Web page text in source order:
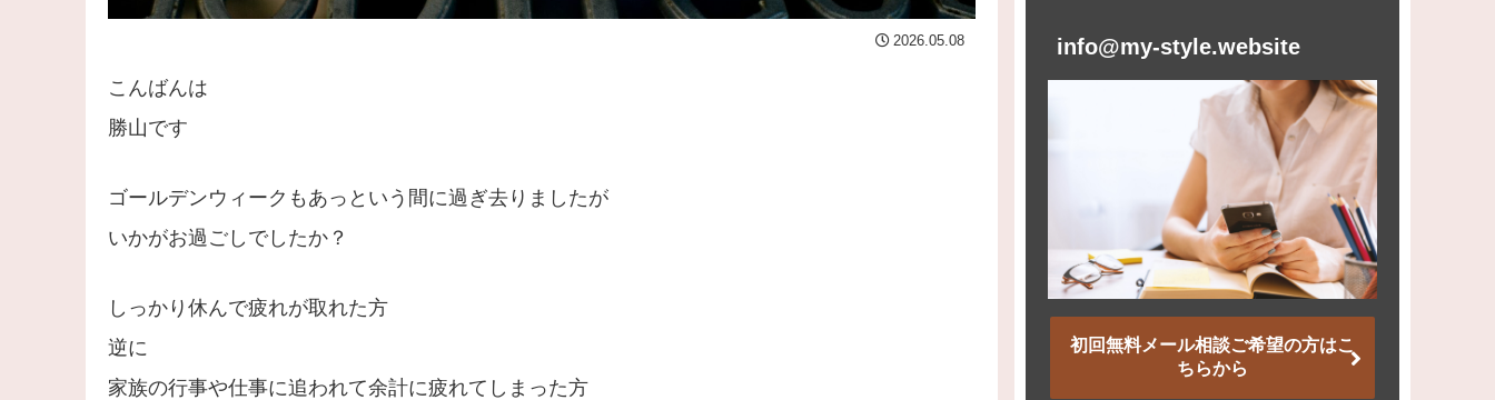
2026.05.08
こんばんは
勝山です
ゴールデンウィークもあっという間に過ぎ去りましたが
いかがお過ごしでしたか？
しっかり休んで疲れが取れた方
逆に
家族の行事や仕事に追われて余計に疲れてしまった方
info@my-style.website
初回無料メール相談ご希望の方はこ
ちらから